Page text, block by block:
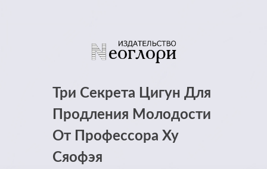
Три Секрета Цигун Для
Продления Молодости
От Профессора Ху
Сяофэя